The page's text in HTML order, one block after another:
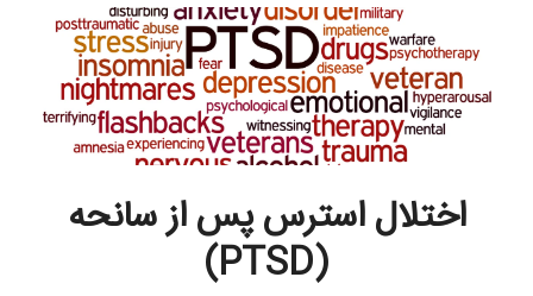
اختلال استرس پس از سانحه
(PTSD)